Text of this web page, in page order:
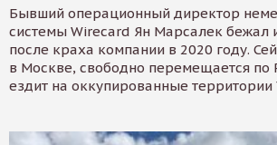
Бывший операционный директор
системы Wirecard Ян Марсалек бежал
после краха компании в 2020 году.
в Москве, свободно перемещается по
ездит на оккупированные